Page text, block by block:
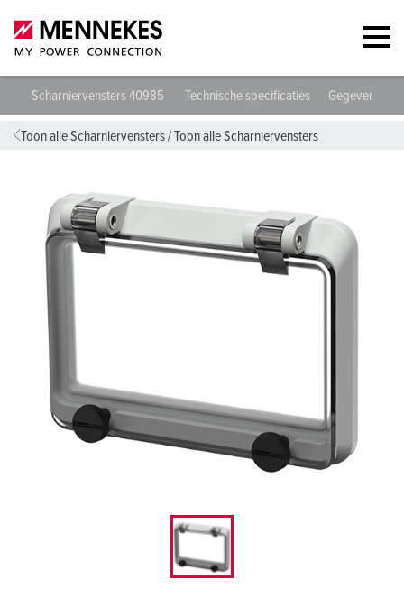
Scharniervensters 40985 Technische specificaties
Toon alle Scharniervensters/Toon alle Scharniervensters